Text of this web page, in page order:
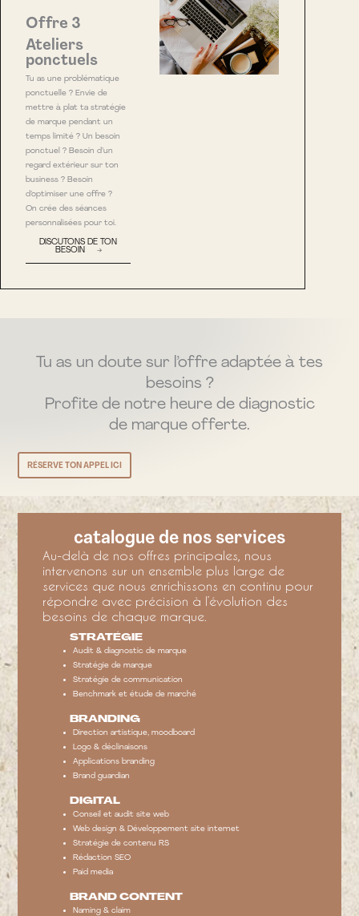
Offre 3
Ateliers
ponctuels
Tu as une problématique
ponctuelle ? Envie de
mettre à plat ta stratégie
de marque pendant un
temps limité ? Un besoin
ponctuel ? Besoin d’un
regard extérieur sur ton
business ? Besoin
d’optimiser une offre ?
On crée des séances
personnalisées pour toi.
DISCUTONS DE TON
BESOIN →
Tu as un doute sur l’offre adaptée à tes
besoins ?
Profite de notre heure de diagnostic
de marque offerte.
RÉSERVE TON APPEL ICI
catalogue de nos services
Au-delà de nos offres principales, nous
intervenons sur un ensemble plus large de
services que nous enrichissons en continu pour
répondre avec précision à l’évolution des
besoins de chaque marque.
STRATÉGIE
Audit & diagnostic de marque
Stratégie de marque
Stratégie de communication
Benchmark et étude de marché
BRANDING
Direction artistique, moodboard
Logo & déclinaisons
Applications branding
Brand guardian
DIGITAL
Conseil et audit site web
Web design & Développement site internet
Stratégie de contenu RS
Rédaction SEO
Paid media
BRAND CONTENT
Naming & claim